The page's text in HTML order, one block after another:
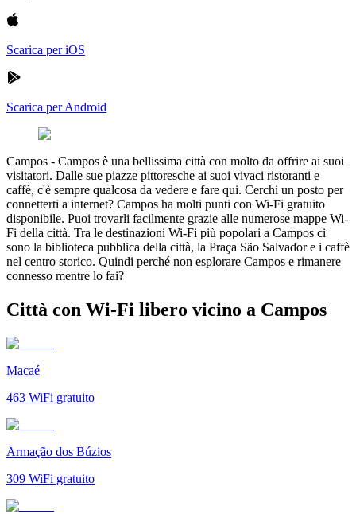
Scarica per iOS
Scarica per Android
Campos - Campos è una bellissima città con molto da offrire ai suoi
visitatori. Dalle sue piazze pittoresche ai suoi vivaci ristoranti e
caffè, c'è sempre qualcosa da vedere e fare qui. Cerchi un posto per
connetterti a internet? Campos ha molti punti con Wi-Fi gratuito
disponibile. Puoi trovarli facilmente grazie alle numerose mappe Wi-
Fi della città. Tra le destinazioni Wi-Fi più popolari a Campos ci
sono la biblioteca pubblica della città, la Praça São Salvador e i caffè
nel centro storico. Quindi perché non esplorare Campos e rimanere
connesso mentre lo fai?
Città con Wi-Fi libero vicino a Campos
Macaé
463 WiFi gratuito
Armação dos Búzios
309 WiFi gratuito